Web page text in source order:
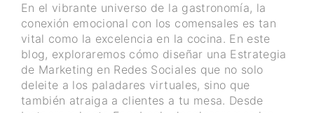
En el vibrante universo de la gastronomía, la
conexión emocional con los comensales es tan
vital como la excelencia en la cocina. En este
blog, exploraremos cómo diseñar una Estrategia
de Marketing en Redes Sociales que no solo
deleite a los paladares virtuales, sino que
también atraiga a clientes a tu mesa. Desde